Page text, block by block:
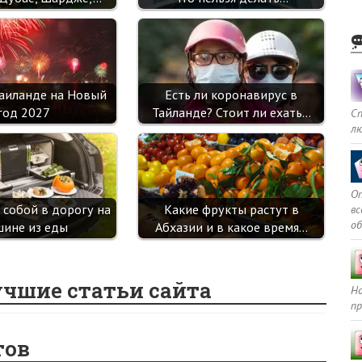
на Новый
2027
Есть ли коронавирус в
Тайланде? Стоит ли ехать…
собой в дорогу на
из еды
Какие фрукты растут в
Абхазии и в какое время…
статьи сайта